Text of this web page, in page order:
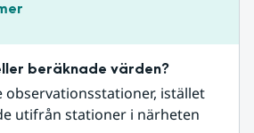
beräknade värden?
istället
utifrån stationer i närheten